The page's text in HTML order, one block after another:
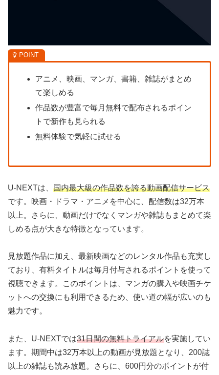
アニメ、映画、マンガ、書籍、雑誌がまとめ
て楽しめる
作品数が豊富で毎月無料で配布されるポイン
トで新作も見られる
無料体験で気軽に試せる
U-NEXTは、 国内最大級の作品数を誇る動画配信サービス
です。映画・ドラマ・アニメを中心に、配信数は32万本
以上。さらに、動画だけでなくマンガや雑誌もまとめて楽
しめる点が大きな特徴となっています。
見放題作品に加え、最新映画などのレンタル作品も充実し
ており、有料タイトルは毎月付与されるポイントを使って
視聴できます。このポイントは、マンガの購入や映画チケ
ットへの交換にも利用できるため、使い道の幅が広いのも
魅力です。
また、U-NEXTでは31日間の無料トライアルを実施してい
ます。期間中は32万本以上の動画が見放題となり、200誌
以上の雑誌も読み放題。さらに、600円分のポイントが付